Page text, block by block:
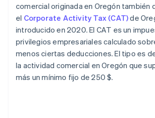
comercial originada en Oregón también
el Corporate Activity Tax (CAT)de
introducido en 2020. El CAT es un
privilegios empresariales calculado
menos ciertas deducciones. El tipo es
la actividad comercial en Oregón que
más un mínimo fijo de 250 $.